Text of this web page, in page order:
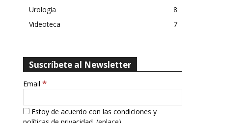
Urología
8
Videoteca
7
Suscríbete al Newsletter
Email *
Estoy de acuerdo con las condiciones y